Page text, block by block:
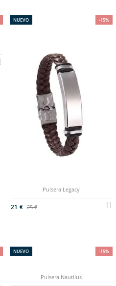
-15%
NUEVO
Pulsera Legacy
21 € 25 €
-15%
NUEVO
Pulsera Nautilus